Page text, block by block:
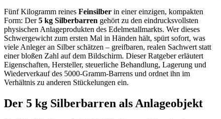
Fünf Kilogramm reines Feinsilber in einer einzigen, kompakten
Form: Der5 kg Silberbarren gehört zu den eindrucksvollsten
physischen Anlageprodukten des Edelmetallmarkts. Wer dieses
Schwergewicht zum ersten Mal in Händen hält, spürt sofort, was
viele Anleger an Silber schätzen – greifbaren, realen Sachwert statt
einer bloßen Zahl auf dem Bildschirm. Dieser Ratgeber erläutert
Eigenschaften, Hersteller, steuerliche Behandlung, Lagerung und
Wiederverkauf des 5000-Gramm-Barrens und ordnet ihn im
Verhältnis zu anderen Stückelungen ein.
Der 5 kg Silberbarren als Anlageobjekt